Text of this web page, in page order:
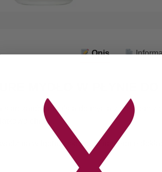
Opis
MYDŁO W PŁYNIE
emulsja do mycia z olejkiem
chroni.
na wilgotnej skórze, a następnie